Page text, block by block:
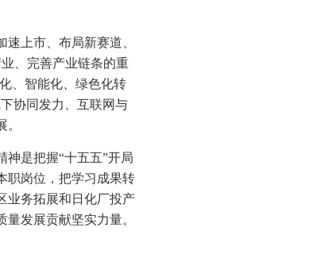
上市、布局新赛道、
、完善产业链条的重
、智能化、绿色化转
协同发力、互联网与
是把握“十五五”开局
职岗位，把学习成果转
业务拓展和日化厂投产
发展贡献坚实力量。